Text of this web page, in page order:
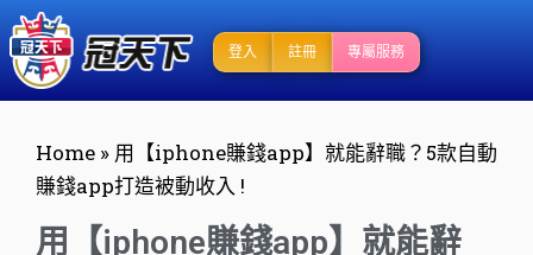
登入 註冊 專屬服務
Home » 用【iphone賺錢app】就能辭職？5款自動
賺錢app打造被動收入 !
用【iphone賺錢app】就能辭